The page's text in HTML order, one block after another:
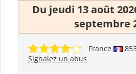
Du jeudi 13 août
septembre
France
Signalez un abus